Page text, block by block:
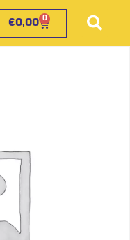
€0,00 0